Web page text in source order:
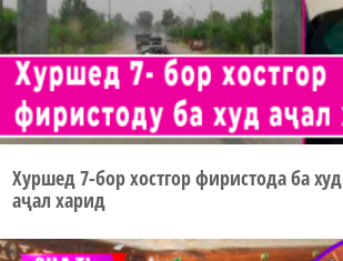
Хуршед 7-бор хостгор фиристода ба худ
аҷал харид